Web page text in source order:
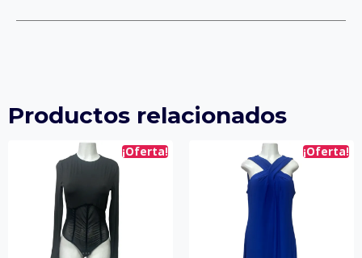
Productos relacionados
¡Oferta! ¡Oferta!